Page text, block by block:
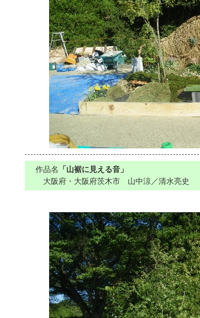
作品名 「山裾に見える音」
大阪府・大阪府茨木市 山中涼／清水亮史